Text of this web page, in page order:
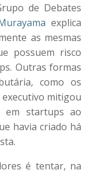
de Debates
explica
as mesmas
possuem risco
Outras formas
como os
mitigou
em startups ao
havia criado há
é tentar, na